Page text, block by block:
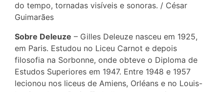
do tempo, tornadas visíveis e sonoras. / César
Guimarães
Sobre Deleuze – Gilles Deleuze nasceu em 1925,
em Paris. Estudou no Liceu Carnot e depois
filosofia na Sorbonne, onde obteve o Diploma de
Estudos Superiores em 1947. Entre 1948 e 1957
lecionou nos liceus de Amiens, Orléans e no Louis-